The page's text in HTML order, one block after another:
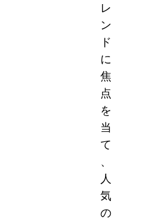
レ
ン
ド
に
焦
点
を
当
て
、
人
気
の